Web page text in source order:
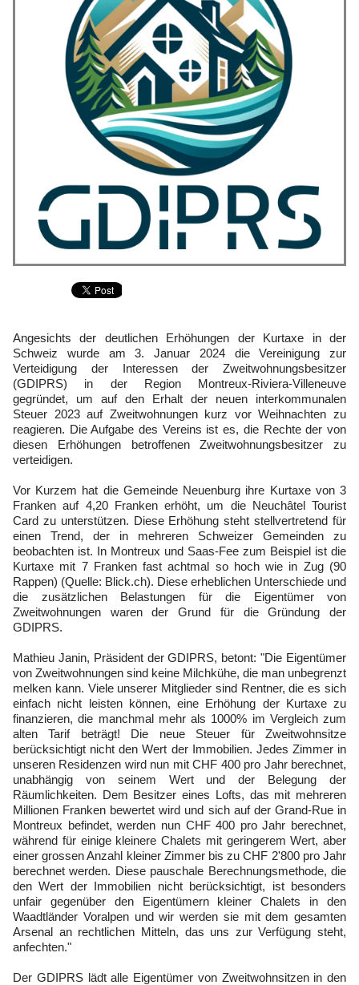
Angesichts der deutlichen Erhöhungen der Kurtaxe in der
Schweiz wurde am 3. Januar 2024 die Vereinigung zur
Verteidigung der Interessen der Zweitwohnungsbesitzer
(GDIPRS) in der Region Montreux-Riviera-Villeneuve
gegründet, um auf den Erhalt der neuen interkommunalen
Steuer 2023 auf Zweitwohnungen kurz vor Weihnachten zu
reagieren. Die Aufgabe des Vereins ist es, die Rechte der von
diesen Erhöhungen betroffenen Zweitwohnungsbesitzer zu
verteidigen.
Vor Kurzem hat die Gemeinde Neuenburg ihre Kurtaxe von 3
Franken auf 4,20 Franken erhöht, um die Neuchâtel Tourist
Card zu unterstützen. Diese Erhöhung steht stellvertretend für
einen Trend, der in mehreren Schweizer Gemeinden zu
beobachten ist. In Montreux und Saas-Fee zum Beispiel ist die
Kurtaxe mit 7 Franken fast achtmal so hoch wie in Zug (90
Rappen) (Quelle: Blick.ch). Diese erheblichen Unterschiede und
die zusätzlichen Belastungen für die Eigentümer von
Zweitwohnungen waren der Grund für die Gründung der
GDIPRS.
Mathieu Janin, Präsident der GDIPRS, betont: "Die Eigentümer
von Zweitwohnungen sind keine Milchkühe, die man unbegrenzt
melken kann. Viele unserer Mitglieder sind Rentner, die es sich
einfach nicht leisten können, eine Erhöhung der Kurtaxe zu
finanzieren, die manchmal mehr als 1000% im Vergleich zum
alten Tarif beträgt! Die neue Steuer für Zweitwohnsitze
berücksichtigt nicht den Wert der Immobilien. Jedes Zimmer in
unseren Residenzen wird nun mit CHF 400 pro Jahr berechnet,
unabhängig von seinem Wert und der Belegung der
Räumlichkeiten. Dem Besitzer eines Lofts, das mit mehreren
Millionen Franken bewertet wird und sich auf der Grand-Rue in
Montreux befindet, werden nun CHF 400 pro Jahr berechnet,
während für einige kleinere Chalets mit geringerem Wert, aber
einer grossen Anzahl kleiner Zimmer bis zu CHF 2'800 pro Jahr
berechnet werden. Diese pauschale Berechnungsmethode, die
den Wert der Immobilien nicht berücksichtigt, ist besonders
unfair gegenüber den Eigentümern kleiner Chalets in den
Waadtländer Voralpen und wir werden sie mit dem gesamten
Arsenal an rechtlichen Mitteln, das uns zur Verfügung steht,
anfechten."
Der GDIPRS lädt alle Eigentümer von Zweitwohnsitzen in den